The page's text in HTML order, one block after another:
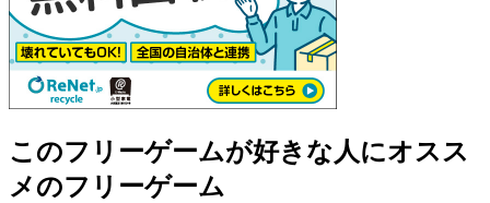
このフリーゲームが好きな人にオスス
メのフリーゲーム